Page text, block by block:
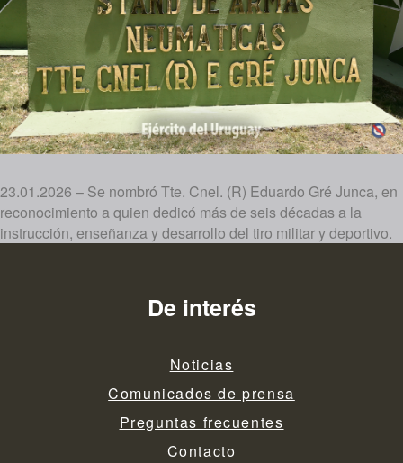
23.01.2026 – Se nombró Tte. Cnel. (R) Eduardo Gré Junca, en
reconocimiento a quien dedicó más de seis décadas a la
instrucción, enseñanza y desarrollo del tiro militar y deportivo.
De interés
Noticias
Comunicados de prensa
Preguntas frecuentes
Contacto